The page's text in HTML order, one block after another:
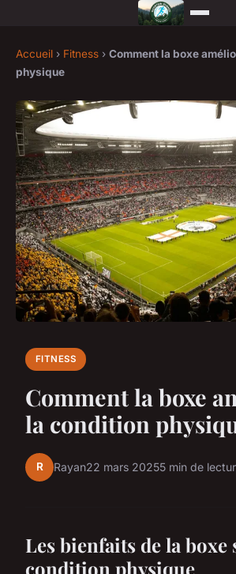
Accueil › Fitness › Comment la boxe
physique
FITNESS
Comment la boxe
la condition
R Rayan22 mars 20255 min de
Les bienfaits de la boxe
condition physique